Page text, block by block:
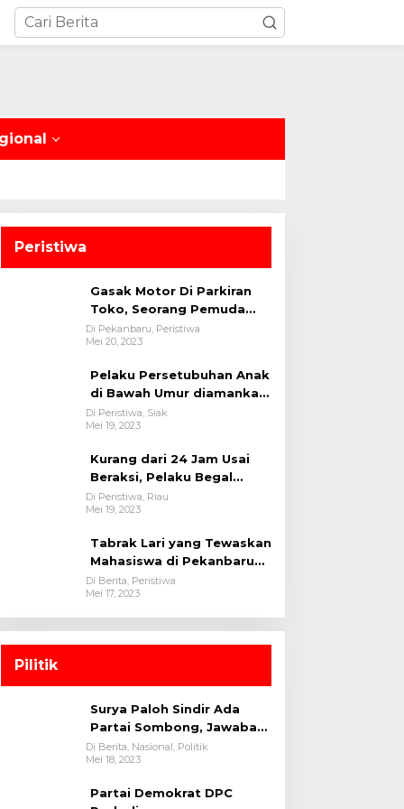
Peristiwa
Gasak Motor Di Parkiran
Toko, Seorang Pemuda
Diamankan Polsek Bukit
Raya
Di Pekanbaru, Peristiwa
Mei 20, 2023
Pelaku Persetubuhan Anak
di Bawah Umur diamankan
oleh tim Opsnal Polsek
Tualang-Polres Siak-Polda
Di Peristiwa, Siak
Mei 19, 2023
Kurang dari 24 Jam Usai
Beraksi, Pelaku Begal
Berhasil Di Bekuk
Satreskrim Polres
Di Peristiwa, Riau
Mei 19, 2023
Tabrak Lari yang Tewaskan
Mahasiswa di Pekanbaru
Ditangkap Polisi
Di Berita, Peristiwa
Mei 17, 2023
Pilitik
Surya Paloh Sindir Ada
Partai Sombong, Jawaban
Megawati
Di Berita, Nasional, Politik
Mei 18, 2023
Partai Demokrat DPC